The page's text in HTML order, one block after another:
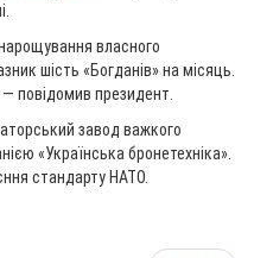
власного
шість «Богданів» на місяць.
повідомив президент.
завод важкого
«Українська бронетехніка».
стандарту НАТО.